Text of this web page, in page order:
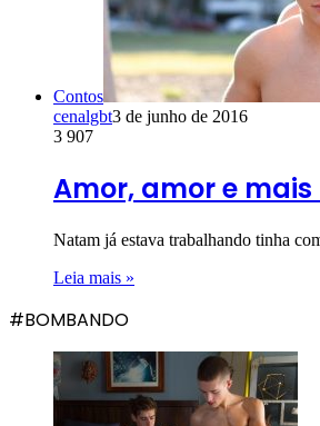
Contos
cenalgbt3 de junho de 2016
3 907
Amor, amor e
Natam já estava trabalhando tinha
Leia mais »
#BOMBANDO